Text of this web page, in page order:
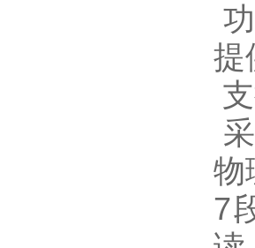
提
物
7